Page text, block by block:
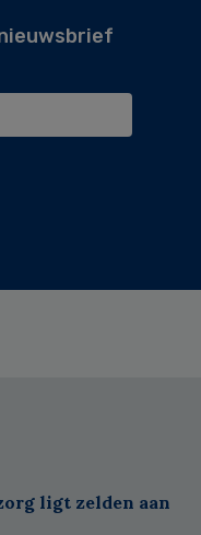
ligt zelden aan